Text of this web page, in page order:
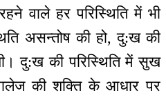
वाले हर परिस्थिति में भी
असन्तोष की हो, दु:ख की
दु:ख की परिस्थिति में सुख
की शक्ति के आधार पर